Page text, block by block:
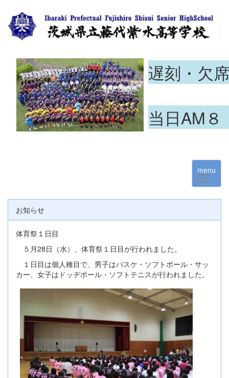
遅刻・欠
当日AM
menu
お知らせ
体育祭１日目
５月28日（水）、体育祭１日目が行われました。
１日目は個人種目で、男子はバスケ・ソフトボール・サッ
カー、女子はドッヂボール・ソフトテニスが行われました。